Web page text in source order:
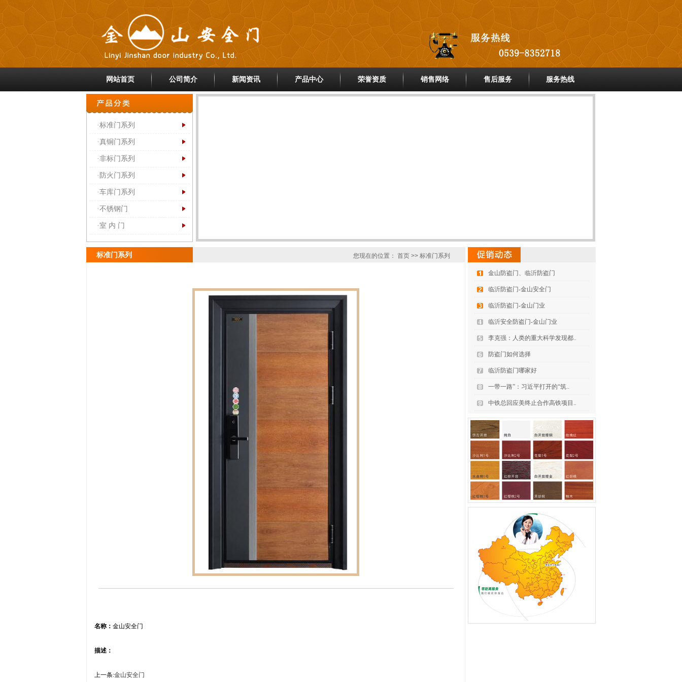
网站首页 公司简介 新闻资讯 产品中心 荣誉资质 销售网络 售后服务 服务热线
·标准门系列
·真铜门系列
·非标门系列
·防火门系列
·车库门系列
·不锈钢门
·室 内 门
金山防盗门、临沂防盗门
临沂防盗门-金山安全门
临沂防盗门-金山门业
临沂安全防盗门-金山门业
李克强：人类的重大科学发现都..
防盗门如何选择
临沂防盗门哪家好
一带一路”：习近平打开的“筑..
中铁总回应美终止合作高铁项目..
标准门系列 您现在的位置： 首页 >> 标准门系列
名称： 金山安全门
描述：
上一条:金山安全门